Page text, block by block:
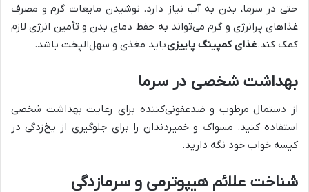
حتی در سرما، بدن به آب نیاز دارد. نوشیدن مایعات گرم و مصرف
غذاهای پرانرژی و گرم می‌تواند به حفظ دمای بدن و تأمین انرژی لازم
کمک کند.غذای کمپینگ پاییزیباید مغذی و سهل‌الپخت باشد.
بهداشت شخصی در سرما
از دستمال مرطوب و ضدعفونی‌کننده برای رعایت بهداشت شخصی
استفاده کنید. مسواک و خمیردندان را برای جلوگیری از یخ‌زدگی در
کیسه خواب خود نگه دارید.
شناخت علائم هیپوترمی و سرمازدگی